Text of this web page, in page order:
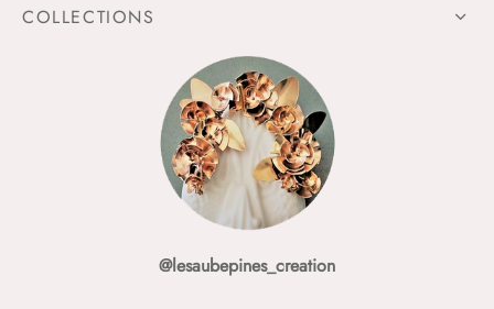
COLLECTIONS
@lesaubepines_creation